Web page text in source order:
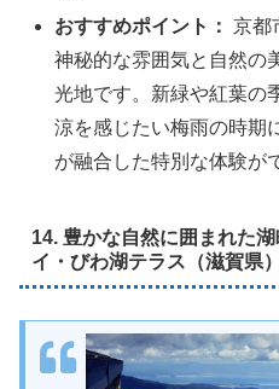
おすすめポイント： 京都
神秘的な雰囲気と自然の
光地です。新緑や紅葉の
涼を感じたい梅雨の時期
が融合した特別な体験が
14. 豊かな自然に囲まれた
イ・びわ湖テラス（滋賀県）